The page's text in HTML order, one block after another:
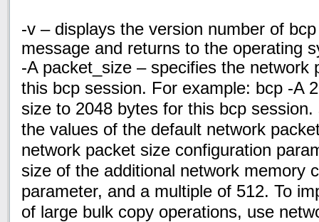
-v – displays the version number of
message and returns to the operating
-A packet_size – specifies the network
this bcp session. For example: bcp -A
size to 2048 bytes for this bcp
the values of the default network
network packet size configuration
size of the additional network memory
parameter, and a multiple of 512. To
of large bulk copy operations, use